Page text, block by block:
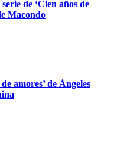
de ‘Cien años de
Macondo
amores’ de Ángeles